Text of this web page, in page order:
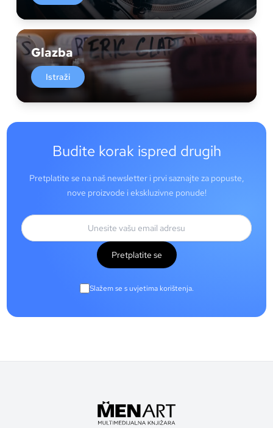
Glazba
Istraži
Budite korak ispred drugih
Pretplatite se na naš newsletter i prvi saznajte za popuste,
nove proizvode i ekskluzivne ponude!
Pretplatite se
Slažem se s uvjetima korištenja.